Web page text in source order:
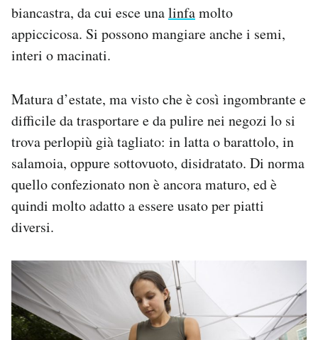
biancastra, da cui esce unalinfamolto
appiccicosa. Si possono mangiare anche i semi,
interi o macinati.
Matura d’estate, ma visto che è così ingombrante e
difficile da trasportare e da pulire nei negozi lo si
trova perlopiù già tagliato: in latta o barattolo, in
salamoia, oppure sottovuoto, disidratato. Di norma
quello confezionato non è ancora maturo, ed è
quindi molto adatto a essere usato per piatti
diversi.